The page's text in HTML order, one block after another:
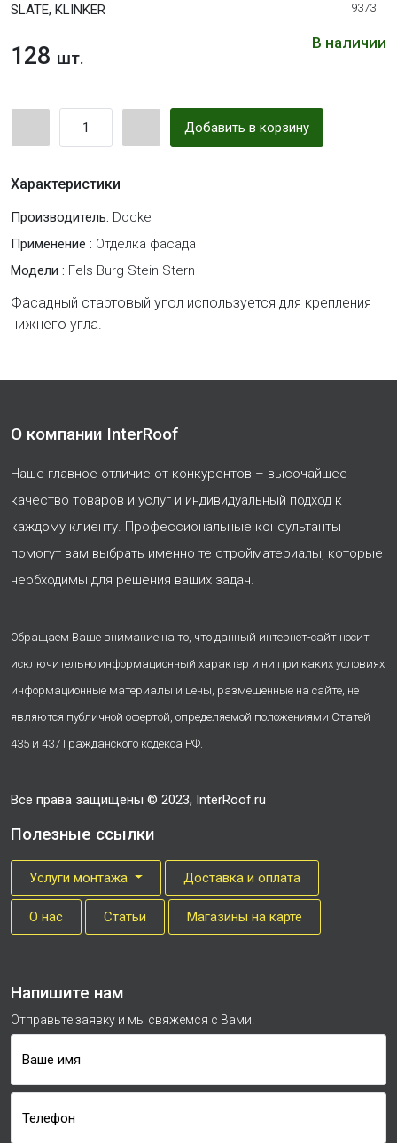
SLATE, KLINKER
9373
В наличии
128 шт.
Добавить в корзину
Характеристики
Производитель: Docke
Применение : Отделка фасада
Модели : Fels Burg Stein Stern
Фасадный стартовый угол используется для крепления
нижнего угла.
О компании InterRoof
Наше главное отличие от конкурентов – высочайшее
качество товаров и услуг и индивидуальный подход к
каждому клиенту. Профессиональные консультанты
помогут вам выбрать именно те стройматериалы, которые
необходимы для решения ваших задач.
Обращаем Ваше внимание на то, что данный интернет-сайт носит
исключительно информационный характер и ни при каких условиях
информационные материалы и цены, размещенные на сайте, не
являются публичной офертой, определяемой положениями Статей
435 и 437 Гражданского кодекса РФ.
Все права защищены © 2023, InterRoof.ru
Полезные ссылки
Услуги монтажа Доставка и оплата
О нас Cтатьи Магазины на карте
Напишите нам
Отправьте заявку и мы свяжемся с Вами!
Ваше имя
Телефон